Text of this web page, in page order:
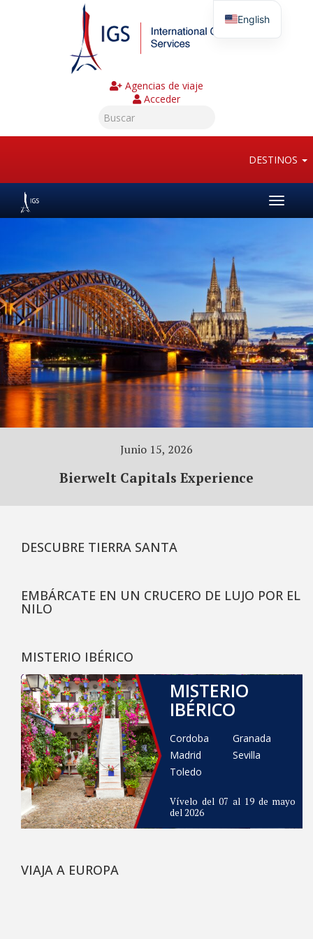
Agencias de viaje
Acceder
DESTINOS
Toggle
Junio 15, 2026
Bierwelt Capitals Experience
DESCUBRE TIERRA SANTA
EMBÁRCATE EN UN CRUCERO DE LUJO POR EL
NILO
MISTERIO IBÉRICO
MISTERIO
IBÉRICO
Cordoba
Granada
Madrid
Sevilla
Toledo
Vívelo del 07 al 19 de mayo
del 2026
VIAJA A EUROPA
English